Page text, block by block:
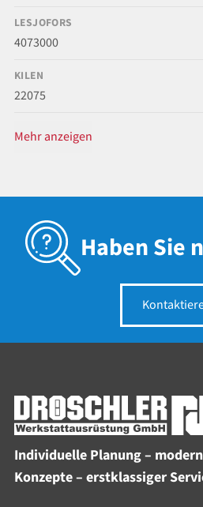
LESJOFORS
4073000
KILEN
22075
Mehr anzeigen
Haben Sie
Individuelle Planung –
Konzepte – erstklassiger